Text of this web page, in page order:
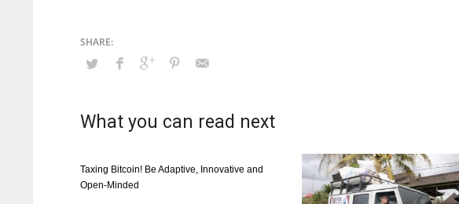
What you can read next
Taxing Bitcoin! Be Adaptive, Innovative and
Open-Minded